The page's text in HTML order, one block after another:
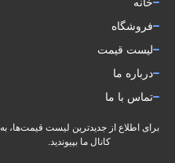
خانه
فروشگاه
لیست قیمت
درباره ما
تماس با ما
برای اطلاع از جدیدترین لیست قیمت‌ها، به
کانال ما بپیوندید.